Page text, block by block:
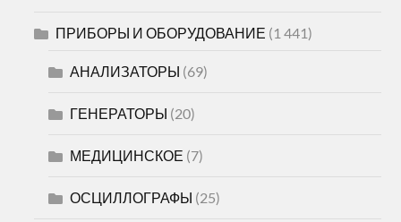
ПРИБОРЫ И ОБОРУДОВАНИЕ (1 441)
АНАЛИЗАТОРЫ (69)
ГЕНЕРАТОРЫ (20)
МЕДИЦИНСКОЕ (7)
ОСЦИЛЛОГРАФЫ (25)